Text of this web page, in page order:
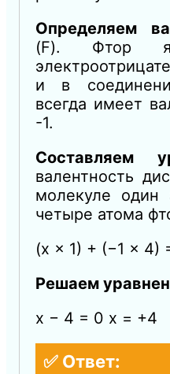
Определяем
(F). Фтор
и в
всегда имеет
-1.
Составляем
валентность
молекуле один
четыре атома
(x × 1) + (−1 × 4)
Решаем
x − 4 = 0 x = +4
✅ Ответ: